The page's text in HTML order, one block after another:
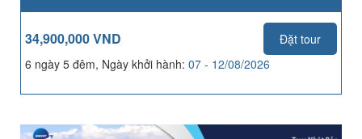
34,900,000 VND
Đặt tour
6 ngày 5 đêm, Ngày khởi hành: 07 - 12/08/2026